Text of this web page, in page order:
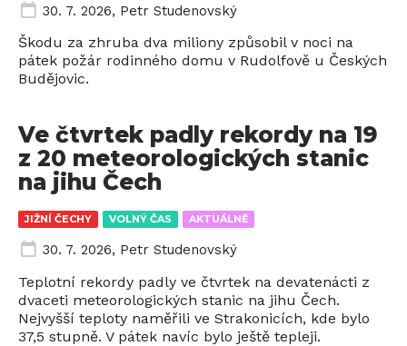
30. 7. 2026, Petr Studenovský
Škodu za zhruba dva miliony způsobil v noci na
pátek požár rodinného domu v Rudolfově u Českých
Budějovic.
JIŽNÍ ČECHY VOLNÝ ČAS AKTUÁLNĚ
Ve čtvrtek padly rekordy na 19
z 20 meteorologických stanic
na jihu Čech
30. 7. 2026, Petr Studenovský
Teplotní rekordy padly ve čtvrtek na devatenácti z
dvaceti meteorologických stanic na jihu Čech.
Nejvyšší teploty naměřili ve Strakonicích, kde bylo
37,5 stupně. V pátek navíc bylo ještě tepleji.